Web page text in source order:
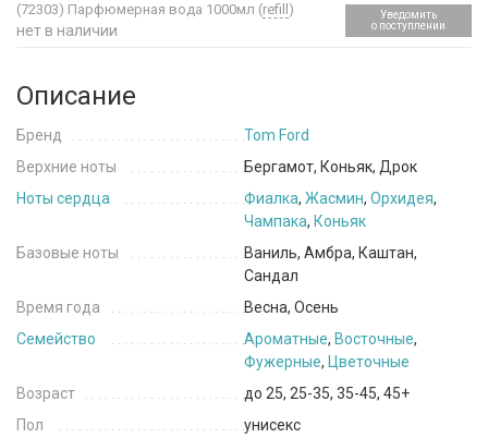
(72303) Парфюмерная вода 1000мл (refill )
нет в наличии
Уведомить
о поступлении
Описание
Бренд
Tom Ford
Верхние ноты
Бергамот, Коньяк, Дрок
Ноты сердца
Фиалка, Жасмин, Орхидея,
Чампака, Коньяк
Базовые ноты
Ваниль, Амбра, Каштан,
Сандал
Время года
Весна, Осень
Семейство
Ароматные, Восточные,
Фужерные, Цветочные
Возраст
до 25, 25-35, 35-45, 45+
Пол
унисекс